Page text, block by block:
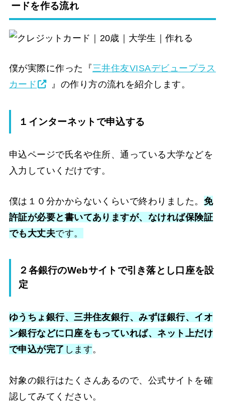
ードを作る流れ
僕が実際に作った『三井住友VISAデビュープラス
カード
』の作り方の流れを紹介します。
１インターネットで申込する
申込ページで氏名や住所、通っている大学などを
入力していくだけです。
僕は１０分かからないくらいで終わりました。 免
許証が必要と書いてありますが、なければ保険証
でも大丈夫です。
２各銀行のWebサイトで引き落とし口座を設
定
ゆうちょ銀行、三井住友銀行、みずほ銀行、イオ
ン銀行などに口座をもっていれば、ネット上だけ
で申込が完了 します。
対象の銀行はたくさんあるので、公式サイトを確
認してみてください。